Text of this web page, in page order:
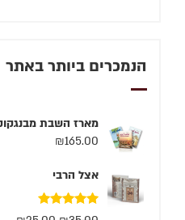
הנמכרים ביותר באתר
מארז השבת
₪165.00
אצל הרבי
דורג5.00